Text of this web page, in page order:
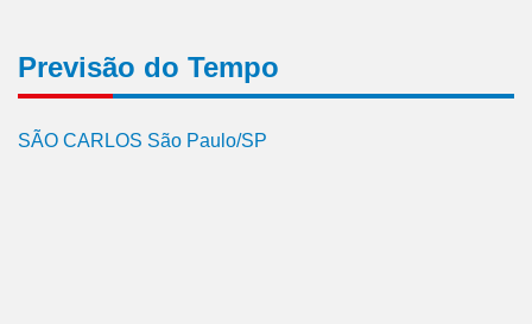
Previsão do Tempo
SÃO CARLOS São Paulo/SP